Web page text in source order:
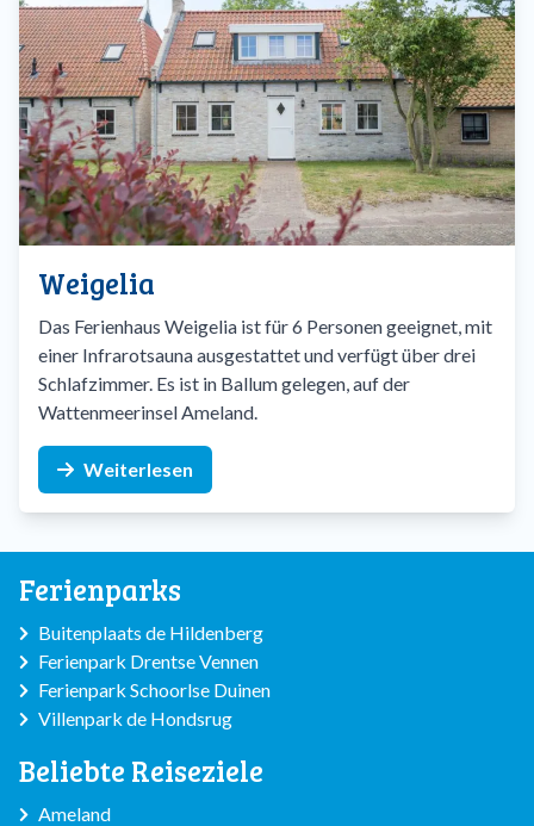
Weigelia
Das Ferienhaus Weigelia ist für 6 Personen geeignet, mit
einer Infrarotsauna ausgestattet und verfügt über drei
Schlafzimmer. Es ist in Ballum gelegen, auf der
Wattenmeerinsel Ameland.
Weiterlesen
Ferienparks
Buitenplaats de Hildenberg
Ferienpark Drentse Vennen
Ferienpark Schoorlse Duinen
Villenpark de Hondsrug
Beliebte Reiseziele
Ameland